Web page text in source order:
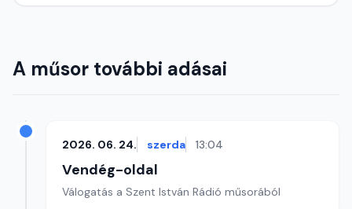
A műsor további adásai
2026. 06. 24. szerda 13:04
Vendég-oldal
Válogatás a Szent István Rádió műsorából